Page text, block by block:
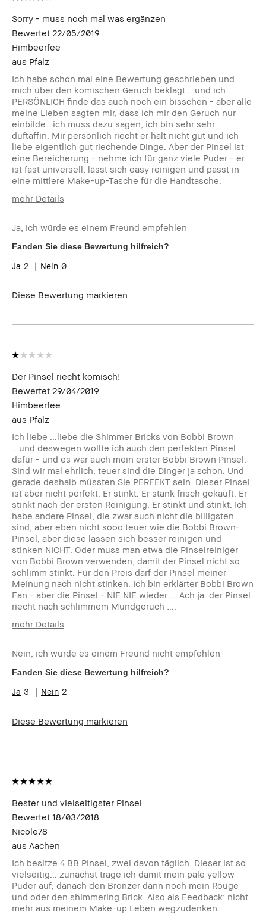
Sorry - muss noch mal was ergänzen
Bewertet 22/05/2019
Himbeerfee
aus Pfalz
Ich habe schon mal eine Bewertung geschrieben und
mich über den komischen Geruch beklagt ...und ich
PERSÖNLICH finde das auch noch ein bisschen - aber alle
meine Lieben sagten mir, dass ich mir den Geruch nur
einbilde...ich muss dazu sagen, ich bin sehr sehr
duftaffin. Mir persönlich riecht er halt nicht gut und ich
liebe eigentlich gut riechende Dinge. Aber der Pinsel ist
eine Bereicherung - nehme ich für ganz viele Puder - er
ist fast universell, lässt sich easy reinigen und passt in
eine mittlere Make-up-Tasche für die Handtasche.
mehr Details
Hauttyp
Extra Trocken
Hautton
Sehr hell - Hell
Hautbedürfnis(se)
Ja, ich würde es einem Freund empfehlen
Fanden Sie diese Bewertung hilfreich?
2 0
Diese Bewertung markieren
Der Pinsel riecht komisch!
Bewertet 29/04/2019
Himbeerfee
aus Pfalz
Ich liebe ...liebe die Shimmer Bricks von Bobbi Brown
...und deswegen wollte ich auch den perfekten Pinsel
dafür - und es war auch mein erster Bobbi Brown Pinsel.
Sind wir mal ehrlich, teuer sind die Dinger ja schon. Und
gerade deshalb müssten Sie PERFEKT sein. Dieser Pinsel
ist aber nicht perfekt. Er stinkt. Er stank frisch gekauft. Er
stinkt nach der ersten Reinigung. Er stinkt und stinkt. Ich
habe andere Pinsel, die zwar auch nicht die billigsten
sind, aber eben nicht sooo teuer wie die Bobbi Brown-
Pinsel, aber diese lassen sich besser reinigen und
stinken NICHT. Oder muss man etwa die Pinselreiniger
von Bobbi Brown verwenden, damit der Pinsel nicht so
schlimm stinkt. Für den Preis darf der Pinsel meiner
Meinung nach nicht stinken. Ich bin erklärter Bobbi Brown
Fan - aber die Pinsel - NIE NIE wieder … Ach ja. der Pinsel
riecht nach schlimmem Mundgeruch ….
mehr Details
Hauttyp
Trocken
Hautton
Sehr hell - Hell
Hautbedürfnis(se)
Nein, ich würde es einem Freund nicht empfehlen
Fanden Sie diese Bewertung hilfreich?
3 2
Diese Bewertung markieren
Bester und vielseitigster Pinsel
Bewertet 18/03/2018
Nicole78
aus Aachen
Ich besitze 4 BB Pinsel, zwei davon täglich. Dieser ist so
vielseitig... zunächst trage ich damit mein pale yellow
Puder auf, danach den Bronzer dann noch mein Rouge
und oder den shimmering Brick. Also als Feedback: nicht
mehr aus meinem Make-up Leben wegzudenken